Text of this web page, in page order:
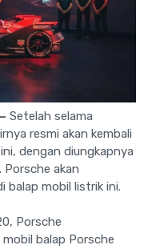
Setelah selama
resmi akan kembali
dengan diungkapnya
Porsche akan
balap mobil listrik ini.
Porsche
balap Porsche